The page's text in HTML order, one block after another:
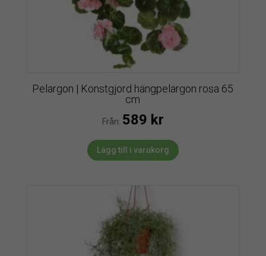
Pelargon | Konstgjord hängpelargon rosa 65
cm
Från: 589 kr
Lägg till i varukorg